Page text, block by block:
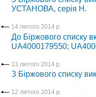
УСТАНОВА, серія Н.
14 лютого 2014 р.
До Біржового списку
UA4000179550;
13 лютого 2014 р.
З Біржового списку
12 лютого 2014 р.